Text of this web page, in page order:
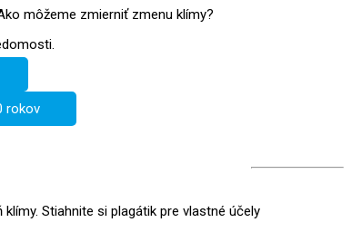
môžeme zmierniť zmenu klímy?
rokov
Stiahnite si plagátik pre vlastné účely